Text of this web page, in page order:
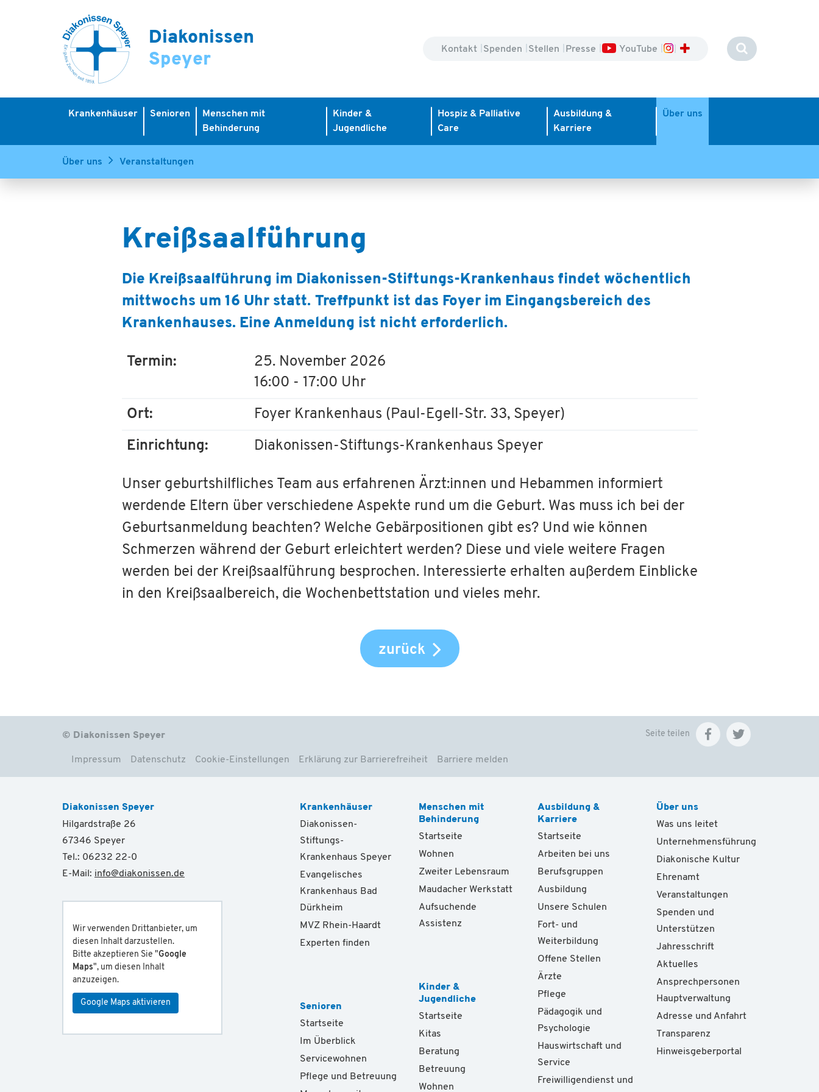
Diakonissen
Speyer
Kontakt Spenden Stellen Presse YouTube
Krankenhäuser Senioren
Menschen mit
Behinderung
Kinder &
Jugendliche
Hospiz & Palliative
Care
Ausbildung &
Karriere
Über uns
Über uns Veranstaltungen
Die Kreißsaalführung im Diakonissen-Stiftungs-Krankenhaus findet wöchentlich
mittwochs um 16 Uhr statt. Treffpunkt ist das Foyer im Eingangsbereich des
Krankenhauses. Eine Anmeldung ist nicht erforderlich.
Termin:
25. November 2026
16:00 - 17:00 Uhr
Ort: Foyer Krankenhaus (Paul-Egell-Str. 33, Speyer)
Einrichtung: Diakonissen-Stiftungs-Krankenhaus Speyer
Unser geburtshilfliches Team aus erfahrenen Ärzt:innen und Hebammen informiert
werdende Eltern über verschiedene Aspekte rund um die Geburt. Was muss ich bei der
Geburtsanmeldung beachten? Welche Gebärpositionen gibt es? Und wie können
Schmerzen während der Geburt erleichtert werden? Diese und viele weitere Fragen
werden bei der Kreißsaalführung besprochen. Interessierte erhalten außerdem Einblicke
in den Kreißsaalbereich, die Wochenbettstation und vieles mehr.
zurück
© Diakonissen Speyer
Impressum Datenschutz Cookie-Einstellungen Erklärung zur Barrierefreiheit Barriere melden
Seite teilen
Diakonissen Speyer
Hilgardstraße 26
67346 Speyer
Tel.: 06232 22-0
E-Mail: info@diakonissen.de
Wir verwenden Drittanbieter, um
diesen Inhalt darzustellen.
Bitte akzeptieren Sie "Google
Maps", um diesen Inhalt
anzuzeigen.
Google Maps aktivieren
Krankenhäuser
Diakonissen-
Stiftungs-
Krankenhaus Speyer
Evangelisches
Krankenhaus Bad
Dürkheim
MVZ Rhein-Haardt
Experten finden
Senioren
Startseite
Im Überblick
Servicewohnen
Pflege und Betreuung
Menschen mit
Behinderung
Startseite
Wohnen
Zweiter Lebensraum
Maudacher Werkstatt
Aufsuchende
Assistenz
Kinder &
Jugendliche
Startseite
Kitas
Beratung
Betreuung
Wohnen
Ausbildung &
Karriere
Startseite
Arbeiten bei uns
Berufsgruppen
Ausbildung
Unsere Schulen
Fort- und
Weiterbildung
Offene Stellen
Ärzte
Pflege
Pädagogik und
Psychologie
Hauswirtschaft und
Service
Freiwilligendienst und
Über uns
Was uns leitet
Unternehmensführung
Diakonische Kultur
Ehrenamt
Veranstaltungen
Spenden und
Unterstützen
Jahresschrift
Aktuelles
Ansprechpersonen
Hauptverwaltung
Adresse und Anfahrt
Transparenz
Hinweisgeberportal